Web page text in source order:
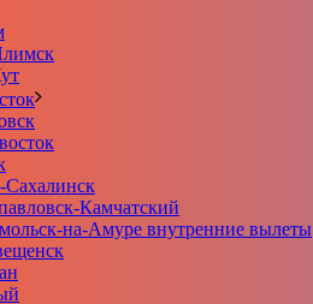
Камчатский
на-Амуре внутренние вылеты